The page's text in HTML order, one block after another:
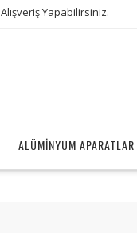
Yapabilirsiniz.
ALÜMINYUM APARATLAR